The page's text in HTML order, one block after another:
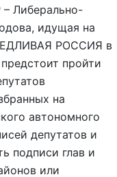
Либерально-
идущая на
РОССИЯ в
пройти
на
автономного
депутатов и
подписи глав и
или